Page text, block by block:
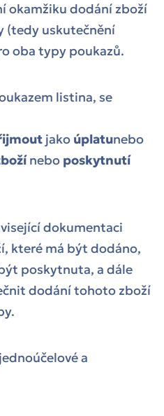
okamžiku dodání zboží
(tedy uskutečnění
oba typy poukazů.
listina, se
jako úplatunebo
nebo poskytnutí
dokumentaci
které má být dodáno,
poskytnuta, a dále
dodání tohoto zboží
a